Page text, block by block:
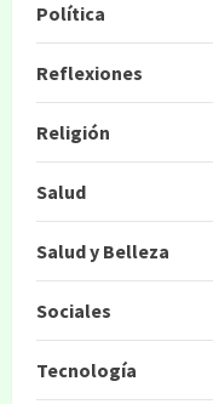
Política
Reflexiones
Religión
Salud
Salud y Belleza
Sociales
Tecnología